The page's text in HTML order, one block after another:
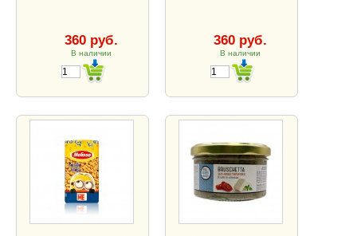
360 руб.
В наличии
360 руб.
В наличии